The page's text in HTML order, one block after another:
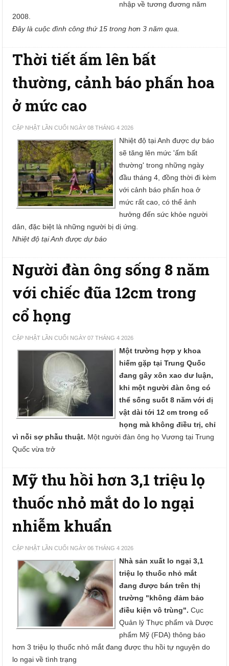
nhập về tương đương năm
2008.
Đây là cuộc đình công thứ 15 trong hơn 3 năm qua.
Thời tiết ấm lên bất
thường, cảnh báo phấn hoa
ở mức cao
CẬP NHẬT LẦN CUỐI NGÀY 08 THÁNG 4 2026
Nhiệt độ tại Anh được dự báo
sẽ tăng lên mức 'ấm bất
thường' trong những ngày
đầu tháng 4, đồng thời đi kèm
với cảnh báo phấn hoa ở
mức rất cao, có thể ảnh
hưởng đến sức khỏe người
dân, đặc biệt là những người bị dị ứng.
Nhiệt độ tại Anh được dự báo
Người đàn ông sống 8 năm
với chiếc đũa 12cm trong
cổ họng
CẬP NHẬT LẦN CUỐI NGÀY 07 THÁNG 4 2026
Một trường hợp y khoa
hiếm gặp tại Trung Quốc
đang gây xôn xao dư luận,
khi một người đàn ông có
thể sống suốt 8 năm với dị
vật dài tới 12 cm trong cổ
họng mà không điều trị, chỉ
vì nỗi sợ phẫu thuật. Một người đàn ông họ Vương tại Trung
Quốc vừa trở
Mỹ thu hồi hơn 3,1 triệu lọ
thuốc nhỏ mắt do lo ngại
nhiễm khuẩn
CẬP NHẬT LẦN CUỐI NGÀY 06 THÁNG 4 2026
Nhà sản xuất lo ngại 3,1
triệu lọ thuốc nhỏ mắt
đang được bán trên thị
trường "không đảm bảo
điều kiện vô trùng". Cục
Quản lý Thực phẩm và Dược
phẩm Mỹ (FDA) thông báo
hơn 3 triệu lọ thuốc nhỏ mắt đang được thu hồi tự nguyện do
lo ngại về tình trạng